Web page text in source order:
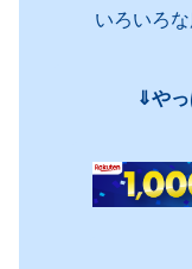
いろいろ
⇓や